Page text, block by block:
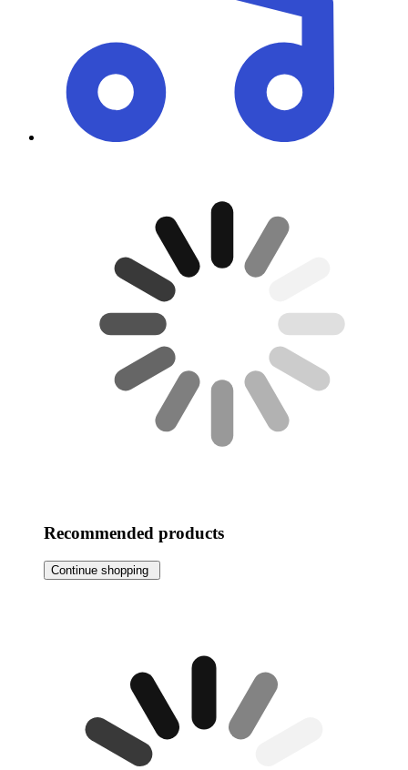
Recommended products
Continue shopping